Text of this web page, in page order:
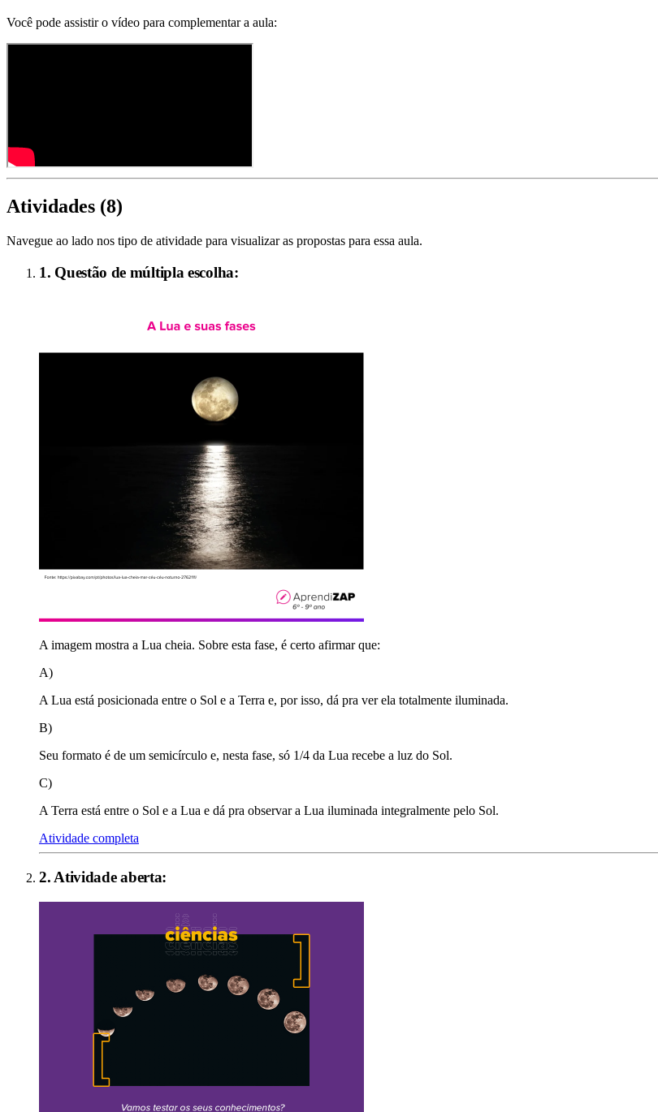
Você pode assistir o vídeo para complementar a aula:
Atividades (8)
Navegue ao lado nos tipo de atividade para visualizar as propostas para essa aula.
1. Questão de múltipla escolha:
A imagem mostra a Lua cheia. Sobre esta fase, é certo afirmar que:
A)
A Lua está posicionada entre o Sol e a Terra e, por isso, dá pra ver ela totalmente iluminada.
B)
Seu formato é de um semicírculo e, nesta fase, só 1/4 da Lua recebe a luz do Sol.
C)
A Terra está entre o Sol e a Lua e dá pra observar a Lua iluminada integralmente pelo Sol.
Atividade completa
2. Atividade aberta: